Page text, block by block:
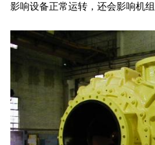
影响设备正常运转，还会影响机